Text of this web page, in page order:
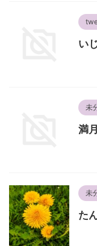
い
未
満
未
た